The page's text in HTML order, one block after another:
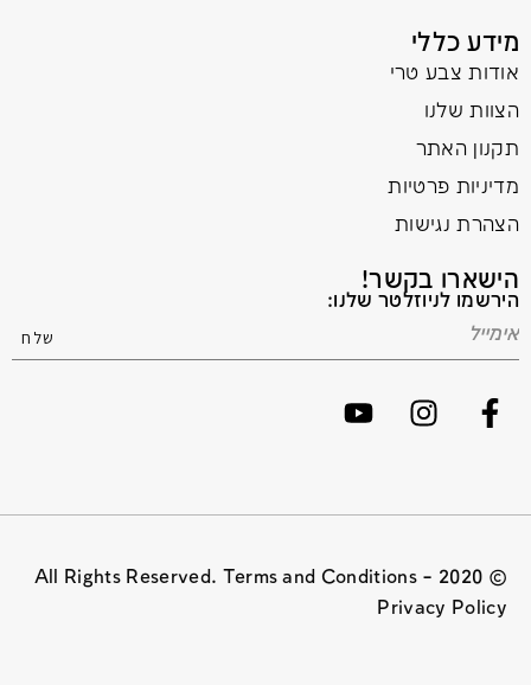
מידע כללי
אודות צבע טרי
הצוות שלנו
תקנון האתר
מדיניות פרטיות
הצהרת נגישות
הישארו בקשר!
הירשמו לניוזלטר שלנו:
© 2020 All Rights Reserved. Terms and Conditions –
Privacy Policy